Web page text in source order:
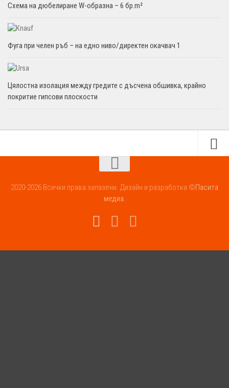
Схема на дюбелиране W-образна – 6 бр.m²
Фуга при челен ръб – на едно ниво/директен окачвач 1
Цялостна изолация между гредите с дъсчена обшивка, крайно
покритие гипсови плоскости
2020-2026 Всички права запазени. Дизайн и разработка ©Пасита
медиа.